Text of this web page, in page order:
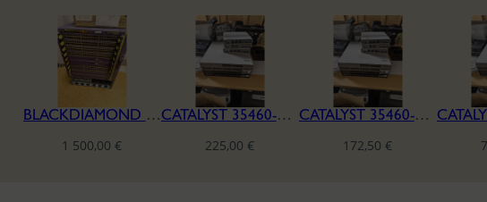
BLACKDIAMOND 8810
1 500,00€
CATALYST 35460-CX 12 PORT
225,00€
CATALYST 35460-CX 8 PORT
172,50€